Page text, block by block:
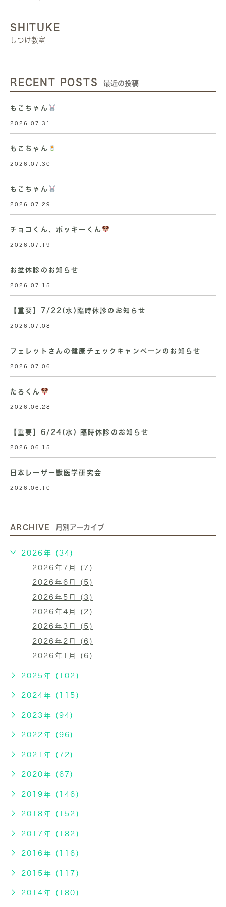
SHITUKE
しつけ教室
RECENT POSTS 最近の投稿
もこちゃん
2026.07.31
もこちゃん
2026.07.30
もこちゃん
2026.07.29
チョコくん、ポッキーくん
2026.07.19
お盆休診のお知らせ
2026.07.15
【重要】7/22(水)臨時休診のお知らせ
2026.07.08
フェレットさんの健康チェックキャンペーンのお知らせ
2026.07.06
たろくん
2026.06.28
【重要】6/24(水) 臨時休診のお知らせ
2026.06.15
日本レーザー獣医学研究会
2026.06.10
ARCHIVE 月別アーカイブ
2026年 (34)
2026年7月 (7)
2026年6月 (5)
2026年5月 (3)
2026年4月 (2)
2026年3月 (5)
2026年2月 (6)
2026年1月 (6)
2025年 (102)
2024年 (115)
2023年 (94)
2022年 (96)
2021年 (72)
2020年 (67)
2019年 (146)
2018年 (152)
2017年 (182)
2016年 (116)
2015年 (117)
2014年 (180)